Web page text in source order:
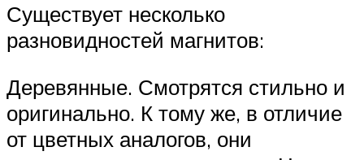
Существует несколько
разновидностей магнитов:
Деревянные. Смотрятся стильно и
оригинально. К тому же, в отличие
от цветных аналогов, они